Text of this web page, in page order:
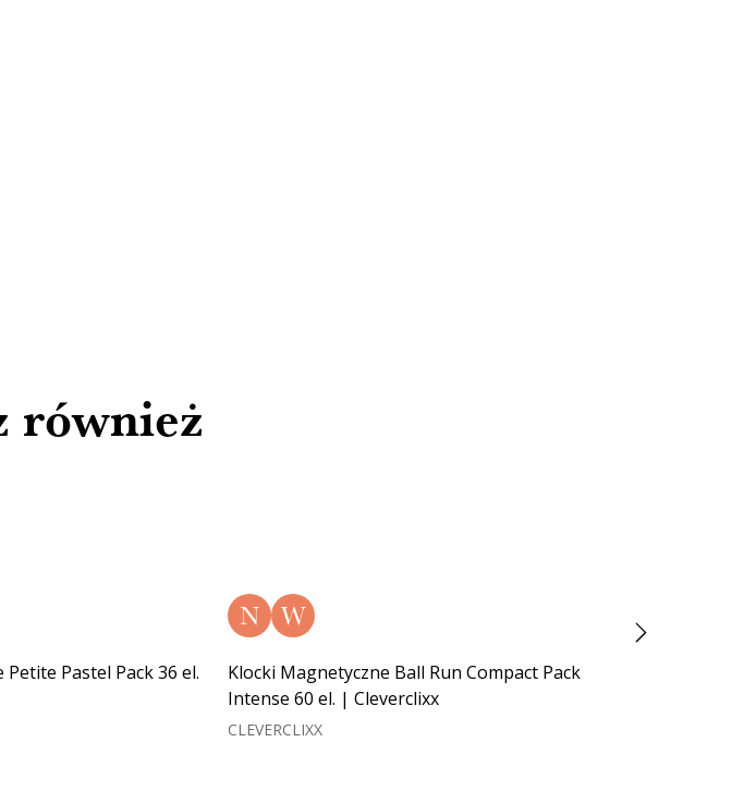
również
Pastel Pack 36 el.
N W
Klocki Magnetyczne Ball Run Compact Pack
Intense 60 el. | Cleverclixx
CLEVERCLIXX
N